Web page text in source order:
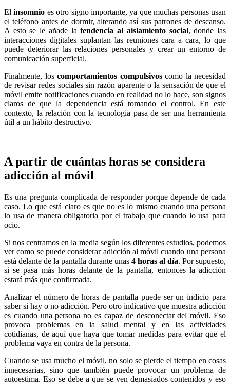
Elinsomnio es otro signo importante, ya que muchas personas usan
el teléfono antes de dormir, alterando así sus patrones de descanso.
A esto se le añade latendencia al aislamiento social, donde las
interacciones digitales suplantan las reuniones cara a cara, lo que
puede deteriorar las relaciones personales y crear un entorno de
comunicación superficial.
Finalmente, los comportamientos compulsivoscomo la necesidad
de revisar redes sociales sin razón aparente o la sensación de que el
móvil emite notificaciones cuando en realidad no lo hace, son signos
claros de que la dependencia está tomando el control. En este
contexto, la relación con la tecnología pasa de ser una herramienta
útil a un hábito destructivo.
A partir de cuántas horas se considera
adicción al móvil
Es una pregunta complicada de responder porque depende de cada
caso. Lo que está claro es que no es lo mismo cuando una persona
lo usa de manera obligatoria por el trabajo que cuando lo usa para
ocio.
Si nos centramos en la media según los diferentes estudios, podemos
ver como se puede considerar adicción al móvil cuando una persona
está delante de la pantalla durante unas 4 horas al día. Por supuesto,
si se pasa más horas delante de la pantalla, entonces la adicción
estará más que confirmada.
Analizar el número de horas de pantalla puede ser un indicio para
saber si hay o no adicción. Pero otro indicativo que muestra adicción
es cuando una persona no es capaz de desconectar del móvil. Eso
provoca problemas en la salud mental y en las actividades
cotidianas, de aquí que haya que tomar medidas para evitar que el
problema vaya en contra de la persona.
Cuando se usa mucho el móvil, no solo se pierde el tiempo en cosas
innecesarias, sino que también puede provocar un problema de
autoestima. Eso se debe a que se ven demasiados contenidos y eso